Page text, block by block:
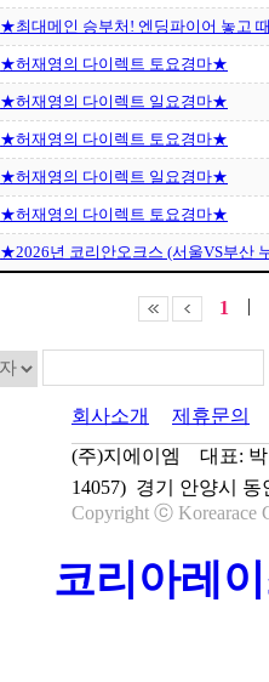
★최대메인 승부처! 엔딩파이어 놓고
★허재영의 다이렉트 토요경마★
★허재영의 다이렉트 일요경마★
★허재영의 다이렉트 토요경마★
★허재영의 다이렉트 일요경마★
★허재영의 다이렉트 토요경마★
★2026년 코리안오크스 (서울VS부산
1 |
회사소개
제휴문의
(주)지에이엠 대표: 박
14057) 경기 안양시
Copyright ⓒ Korearace
코리아레